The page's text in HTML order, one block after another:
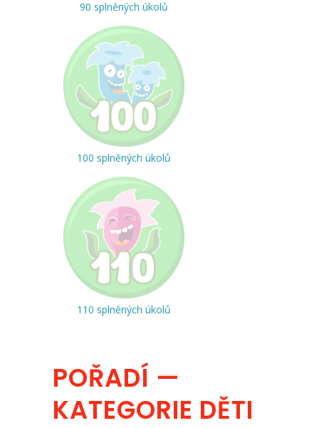
90 splněných úkolů
100 splněných úkolů
110 splněných úkolů
POŘADÍ —
KATEGORIE DĚTI